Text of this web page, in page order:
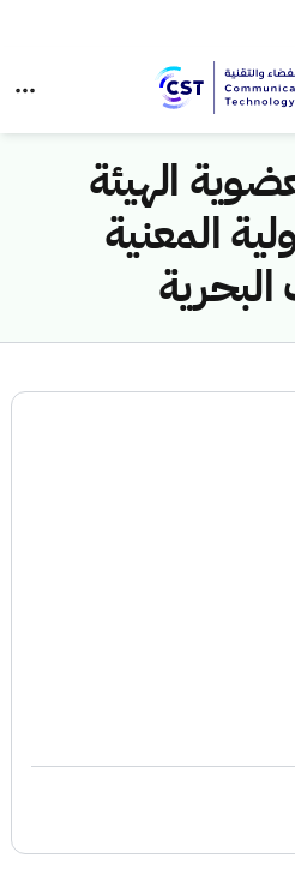
الهيئة
المعنية
البحرية